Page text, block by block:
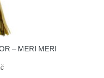
– MERI MERI